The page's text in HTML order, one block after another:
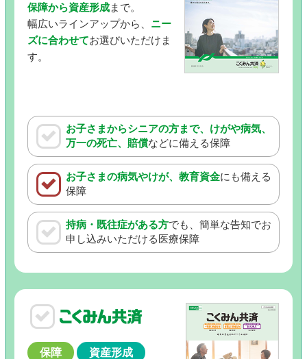
保障から資産形成まで。
幅広いラインアップから、 ニー
ズに合わせてお選びいただけま
す。
お子さまからシニアの方まで、けがや病気、
万一の死亡、賠償などに備える保障
お子さまの病気やけが、教育資金にも備える
保障
持病・既往症がある方でも、簡単な告知でお
申し込みいただける医療保障
保障 資産形成